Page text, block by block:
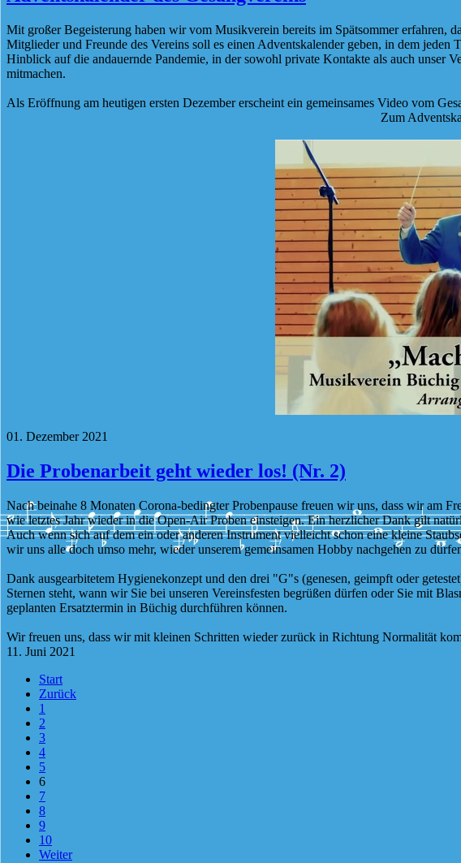
Mit großer Begeisterung haben wir vom Musikverein bereits im Spätsommer erfahren,
Mitglieder und Freunde des Vereins soll es einen Adventskalender geben, in dem
Hinblick auf die andauernde Pandemie, in der sowohl private Kontakte als auch unser
mitmachen.
Als Eröffnung am heutigen ersten Dezember erscheint ein gemeinsames Video vom
Zum
01. Dezember 2021
Die Probenarbeit geht wieder los! (Nr. 2)
Nach beinahe 8 Monaten Corona-bedingter Probenpause freuen wir uns, dass wir am
wie letztes Jahr wieder in die Open-Air Proben einsteigen. Ein herzlicher Dank gilt
Auch wenn sich auf dem ein oder anderen Instrument vielleicht schon eine kleine
wir uns alle doch umso mehr, wieder unserem gemeinsamen Hobby nachgehen zu
Dank ausgearbitetem Hygienekonzept und den drei "G"s (genesen, geimpft oder
Sternen steht, wann wir Sie bei unseren Vereinsfesten begrüßen dürfen oder Sie mit
geplanten Ersatztermin in Büchig durchführen können.
Wir freuen uns, dass wir mit kleinen Schritten wieder zurück in Richtung Normalität
11. Juni 2021
Start
Zurück
1
2
3
4
5
6
7
8
9
10
Weiter